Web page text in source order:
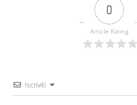
0
Article Rating
Iscriviti